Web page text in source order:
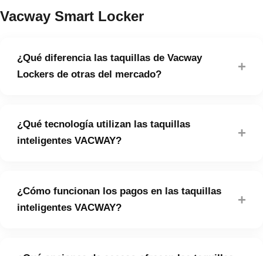
Vacway Smart Locker
¿Qué diferencia las taquillas de Vacway
Lockers de otras del mercado?
+
inteligente, modular y totalmente conectado. Sus
taquillas inteligentes operan en la nube, permiten
¿Qué tecnología utilizan las taquillas
inteligentes VACWAY?
+
y permiten gestión remota, informes en tiempo real y
actualizaciones automáticas sin necesidad de
¿Cómo funcionan los pagos en las taquillas
inteligentes VACWAY?
+